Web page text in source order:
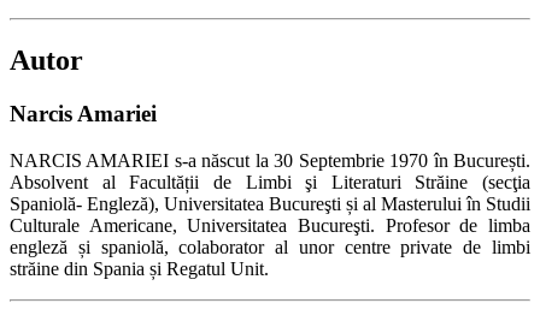
Autor
Narcis Amariei
NARCIS AMARIEI s-a născut la 30 Septembrie 1970 în București.
Absolvent al Facultății de Limbi şi Literaturi Străine (secţia
Spaniolă- Engleză), Universitatea Bucureşti și al Masterului în Studii
Culturale Americane, Universitatea Bucureşti. Profesor de limba
engleză și spaniolă, colaborator al unor centre private de limbi
străine din Spania și Regatul Unit.